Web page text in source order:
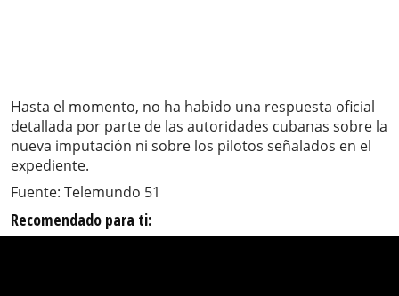
Hasta el momento, no ha habido una respuesta oficial
detallada por parte de las autoridades cubanas sobre la
nueva imputación ni sobre los pilotos señalados en el
expediente.
Fuente: Telemundo 51
Recomendado para ti: